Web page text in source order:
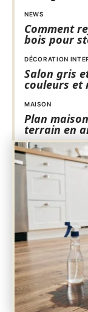
NEWS
Comment
bois pour
DÉCORATION
Salon gris
couleurs et
MAISON
Plan
terrain en